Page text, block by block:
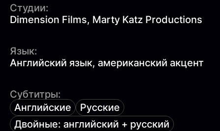
Студии:
Dimension Films, Marty Katz Productions
Язык:
Английский язык, американский акцент
Субтитры:
Английские
Русские
Двойные: английский + русский